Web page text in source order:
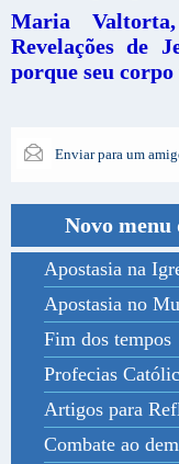
Maria
Revelações de
porque seu
Enviar para um
Novo menu
Apostasia na
Apostasia no
Fim dos tempos
Profecias
Artigos para
Combate ao